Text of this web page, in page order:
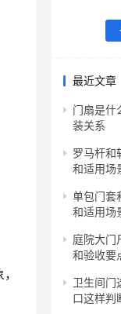
最近文章
门扇是什
装关系
罗马杆和
和适用场
单包门套
和适用场
庭院大门
和验收要
卫生间门
口这样判